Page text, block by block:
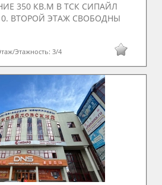
350 КВ.М В ТСК СИПАЙЛ
ВТОРОЙ ЭТАЖ СВОБОДНЫ
Этажность: 3/4